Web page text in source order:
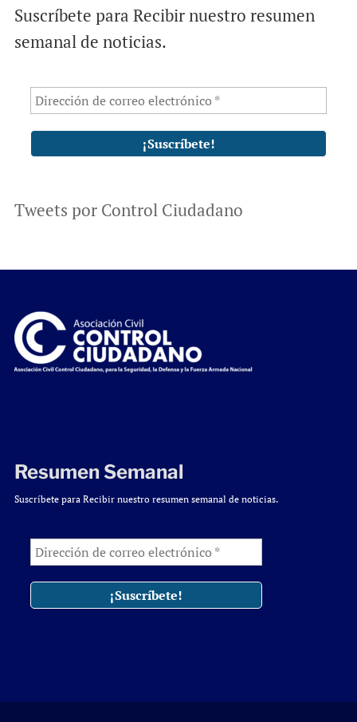
Suscríbete para Recibir nuestro resumen
semanal de noticias.
Tweets por Control Ciudadano
Resumen Semanal
Suscríbete para Recibir nuestro resumen semanal de noticias.